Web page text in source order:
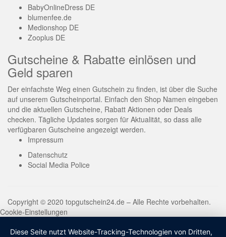
BabyOnlineDress DE
blumenfee.de
Medionshop DE
Zooplus DE
Gutscheine & Rabatte einlösen und
Geld sparen
Der einfachste Weg einen Gutschein zu finden, ist über die Suche
auf unserem Gutscheinportal. Einfach den Shop Namen eingeben
und die aktuellen Gutscheine, Rabatt Aktionen oder Deals
checken. Tägliche Updates sorgen für Aktualität, so dass alle
verfügbaren Gutscheine angezeigt werden.
Impressum
Datenschutz
Social Media Police
Copyright © 2020 topgutschein24.de – Alle Rechte vorbehalten.
Cookie-Einstellungen
Diese Seite nutzt Website-Tracking-Technologien von Dritten,